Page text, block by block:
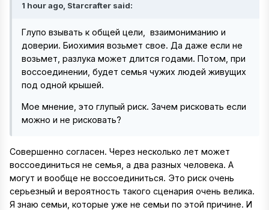
1 hour ago, Starcrafter said:
Глупо взывать к общей цели, взаимониманию и
доверии. Биохимия возьмет свое. Да даже если не
возьмет, разлука может длится годами. Потом, при
воссоединении, будет семья чужих людей живущих
под одной крышей.
Мое мнение, это глупый риск. Зачем рисковать если
можно и не рисковать?
Совершенно согласен. Через несколько лет может
воссоединиться не семья, а два разных человека. А
могут и вообще не воссоединиться. Это риск очень
серьезный и вероятность такого сценария очень велика.
Я знаю семьи, которые уже не семьи по этой причине. И